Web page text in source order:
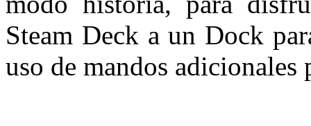
Steam Deck a un Dock
uso de mandos adicionales